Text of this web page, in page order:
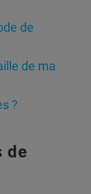
de
de ma
?
de